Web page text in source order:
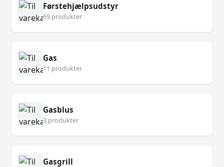
Førstehjælpsudstyr
69 produkter
Gas
11 produkter
Gasblus
3 produkter
Gasgrill